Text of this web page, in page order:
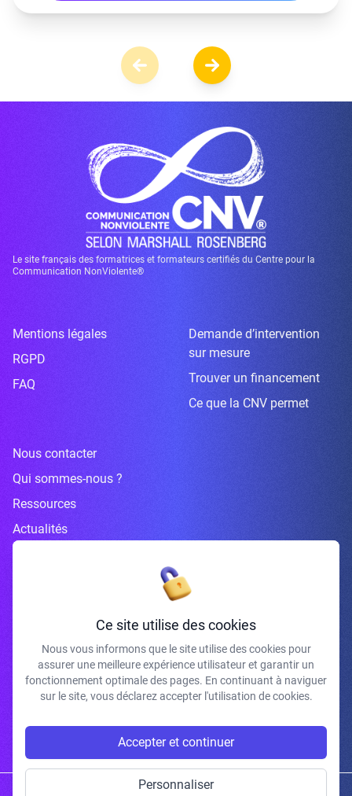
Le site français des formatrices et formateurs certifiés du Centre pour la
Communication NonViolente®
Mentions légales
RGPD
FAQ
Demande d’intervention
sur mesure
Trouver un financement
Ce que la CNV permet
Nous contacter
Qui sommes-nous ?
Ressources
Actualités
Inscrivez-vous à la newsletter
J'accepte de recevoir vos e-mails et confirme avoir pris connaissance de
votre politique de confidentialité et mentions légales.
Copyright © 2026 | Gum Studio. Tous droits réservés.
Ce site utilise des cookies
Nous vous informons que le site utilise des cookies pour
assurer une meilleure expérience utilisateur et garantir un
fonctionnement optimale des pages. En continuant à naviguer
sur le site, vous déclarez accepter l'utilisation de cookies.
Accepter et continuer
Personnaliser